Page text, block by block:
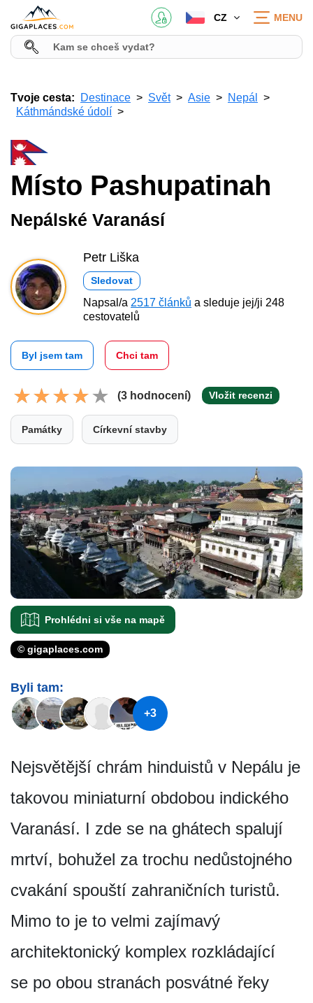
CZ MENU
Tvoje cesta: Destinace Svět Asie
Nepál
Káthmándské údolí
Místo Pashupatinah
Nepálské Varanásí
Petr Liška
Sledovat
Napsal/a 2517 článků a sleduje jej/ji 248
cestovatelů
Byl jsem tam Chci tam
(3 hodnocení) Vložit recenzi
Památky Církevní stavby
Prohlédni si vše na mapě
© gigaplaces.com
Byli tam:
+3
Nejsvětější chrám hinduistů v Nepálu je
takovou miniaturní obdobou indického
Varanásí. I zde se na ghátech spalují
mrtví, bohužel za trochu nedůstojného
cvakání spouští zahraničních turistů.
Mimo to je to velmi zajímavý
architektonický komplex rozkládající
se po obou stranách posvátné řeky